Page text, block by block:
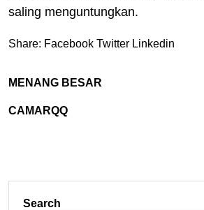
saling menguntungkan.
Share: Facebook Twitter Linkedin
MENANG BESAR
CAMARQQ
Search